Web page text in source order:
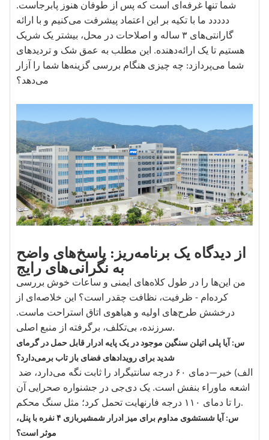
شما تنها غرفه‌ای است که پس از طوفان هنوز پابرجاست.
ددددد ما با تکیه بر این اعتماد پیشرفت می‌کنیم و با ارائه
گارانتی‌های ۳ ساله و اصلاحات در محل، بیشتر یک شریک
هستیم تا یک ارائه‌دهنده. این مطلب به عمق شک و تردیدهای
شما می‌پردازد: چه چیزی هنگام بررسی گزینه‌ها شما را آزار
می‌دهد؟
از دیدگاه یک برنامه‌ریز: پاسخ‌های واضح
به نگرانی‌های رایج
من این‌ها را در طول کلاه‌های ایمنی و ساعات خوش بررسی
کرده‌ام - ظرفیت، نظافت چقدر است؟ این خلاصه‌ای از
درخشش طرح‌های اولیه و هیاهوی اتاق استراحت ماست.
سرزنده، بی‌تکلف، برگرفته از منبع اصلی.
س: آیا پلی اتیلن سنگین موجود در یک پایه ادرار قابل حمل در گرمای
شدید برای رویدادهای فضای باز تاب برمی‌دارد؟
اشعه ماوراء بنفش است. یک دی‌جی در جشنواره صحرایی آن
را تا دمای ۱۱۰ درجه فارنهایت تحمل کرد؛ مثل سنگ محکم.
س: آیا شستشوی مداوم برای میز ادرار شمشیربازی ۴ نفره با پنل،
موثر است؟